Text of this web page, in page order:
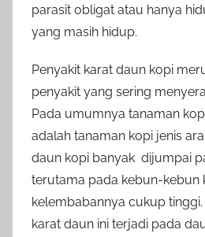
parasit obligat atau hanya
yang masih hidup.
Penyakit karat daun kopi
penyakit yang sering
Pada umumnya tanaman
adalah tanaman kopi jenis
daun kopi banyak dijumpai
terutama pada kebun-kebun
kelembabannya cukup
karat daun ini terjadi pada